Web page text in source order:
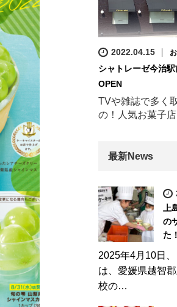
2022.04.15
シャトレーゼ今治
OPEN
TVや雑誌で多く
の！人気お菓子
最新News
の
た
2025年4月10日
は、愛媛県越智
校の…